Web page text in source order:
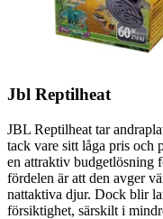
Jbl Reptilheat
JBL Reptilheat tar
tack vare sitt låga pris och
en attraktiv budgetlösning
fördelen är att den avger
nattaktiva djur. Dock blir
försiktighet, särskilt i